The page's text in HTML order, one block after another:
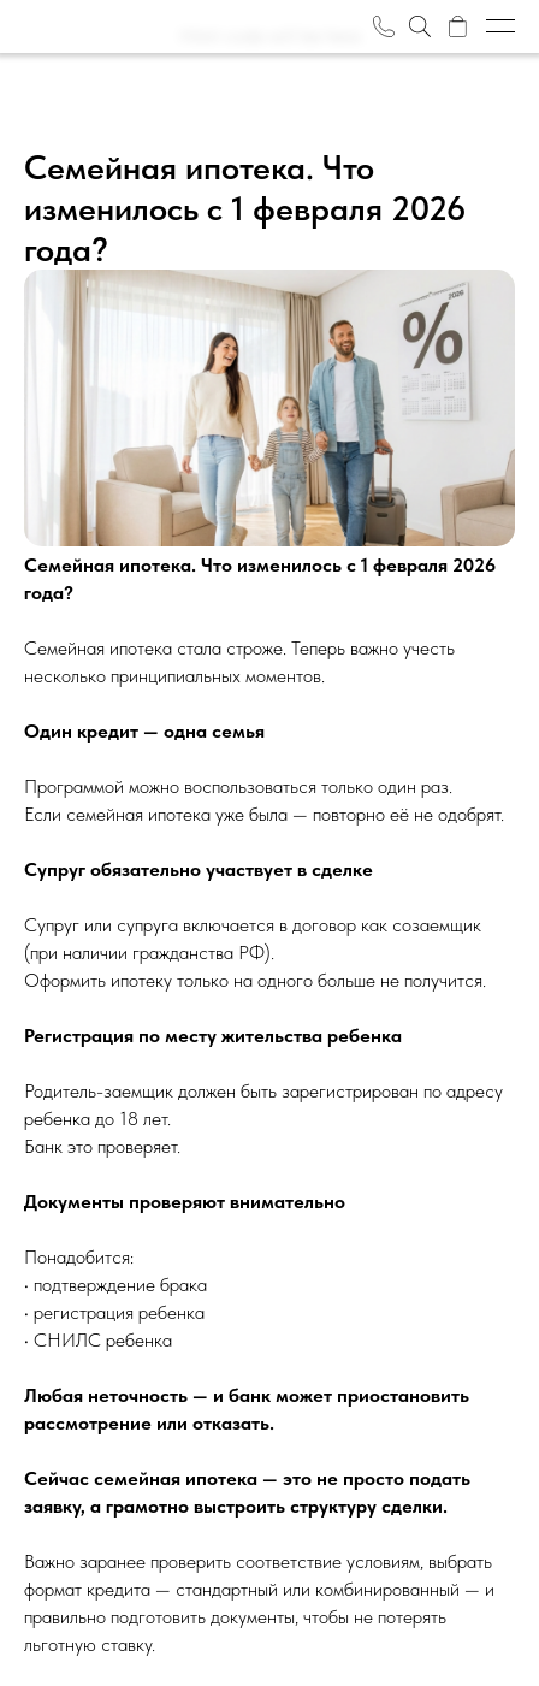
О нас
Журнал
Отзывы
Награды
Вакансии
Задать вопрос
Контакты
Семейная ипотека. Что
изменилось с 1 февраля 2026
года?
Семейная ипотека. Что изменилось с 1 февраля 2026
года?
Семейная ипотека стала строже. Теперь важно учесть
несколько принципиальных моментов.
Один кредит — одна семья
Программой можно воспользоваться только один раз.
Если семейная ипотека уже была — повторно её не одобрят.
Супруг обязательно участвует в сделке
Супруг или супруга включается в договор как созаемщик
(при наличии гражданства РФ).
Оформить ипотеку только на одного больше не получится.
Регистрация по месту жительства ребенка
Родитель-заемщик должен быть зарегистрирован по адресу
ребенка до 18 лет.
Банк это проверяет.
Документы проверяют внимательно
Понадобится:
• подтверждение брака
• регистрация ребенка
• СНИЛС ребенка
Любая неточность — и банк может приостановить
рассмотрение или отказать.
Сейчас семейная ипотека — это не просто подать
заявку, а грамотно выстроить структуру сделки.
Важно заранее проверить соответствие условиям, выбрать
формат кредита — стандартный или комбинированный — и
правильно подготовить документы, чтобы не потерять
льготную ставку.